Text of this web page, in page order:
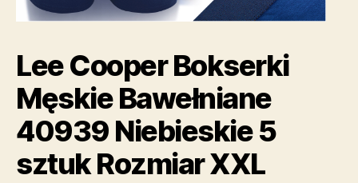
Lee Cooper Bokserki
Męskie Bawełniane
40939 Niebieskie 5
sztuk Rozmiar XXL